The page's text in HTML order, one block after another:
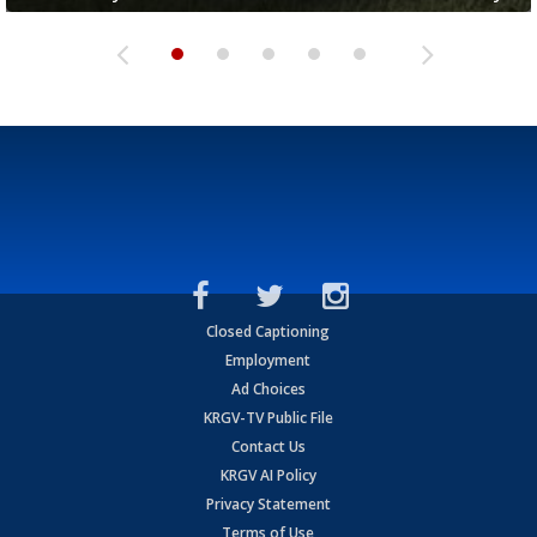
Closed Captioning
Employment
Ad Choices
KRGV-TV Public File
Contact Us
KRGV AI Policy
Privacy Statement